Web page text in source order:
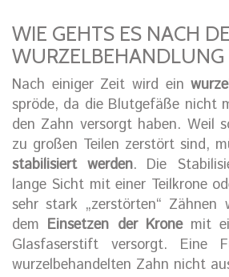
WIE GEHTS ES NACH
WURZELBEHANDLUNG
Nach einiger Zeit wird ein
spröde, da die Blutgefäße nicht
den Zahn versorgt haben. Weil
zu großen Teilen zerstört sind,
stabilisiert werden. Die
lange Sicht mit einer Teilkrone
sehr stark „zerstörten“
dem Einsetzen der Kronemit
Glasfaserstift versorgt. Eine
wurzelbehandelten Zahn nicht